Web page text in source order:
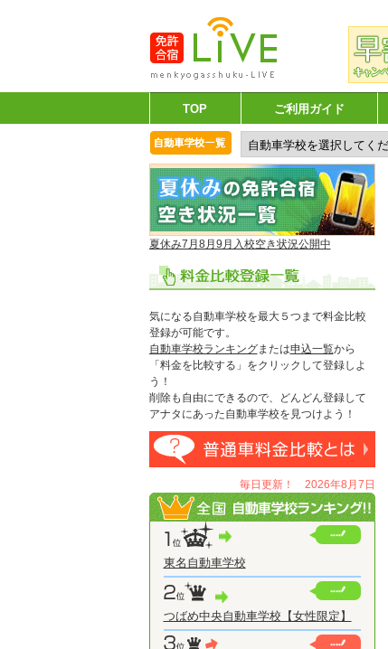
TOP ご利用ガイド
夏休み7月8月9月入校空き状況公開中
気になる自動車学校を最大５つまで料金比較
登録が可能です。
自動車学校ランキングまたは申込一覧から
「料金を比較する」をクリックして登録しよ
う！
削除も自由にできるので、どんどん登録して
アナタにあった自動車学校を見つけよう！
毎日更新！ 2026年8月7日
東名自動車学校
つばめ中央自動車学校【女性限定】